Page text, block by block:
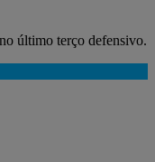
último terço defensivo.